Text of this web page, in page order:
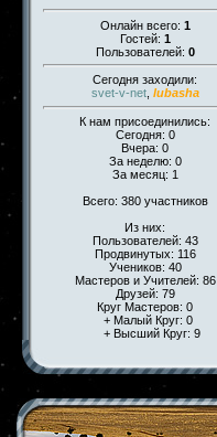
Онлайн всего: 1
Гостей: 1
Пользователей: 0
Сегодня заходили:
svet-v-net, lubasha
К нам присоединились:
Сегодня: 0
Вчера: 0
За неделю: 0
За месяц: 1
Всего: 380 участников
Из них:
Пользователей: 43
Продвинутых: 116
Учеников: 40
Мастеров и Учителей: 86
Друзей: 79
Круг Мастеров: 0
+ Малый Круг: 0
+ Высший Круг: 9